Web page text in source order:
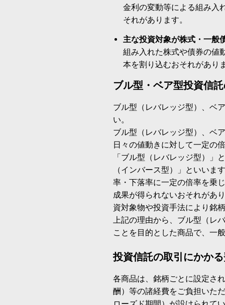
金利の変動等による組み入
それがあります。
主な投資対象が株式・一般
組み入れた株式や債券の値
本を割り込むおそれがあり
ブル型・ベア型投資信
ブル型（レバレッジ型）、ベ
い。
ブル型（レバレッジ型）、ベ
日々の値動きに対して一定の
「ブル型（レバレッジ型）」
（インバース型）」といいま
率・下落率に一定の倍率を乗
成果が得られないおそれがあ
資対象物や投資手法により銘
上記の理由から、ブル型（レ
ことを目的とした商品で、一
投資信託の取引にかか
各商品は、銘柄ごとに設定さ
酬）等の諸経費をご負担いた